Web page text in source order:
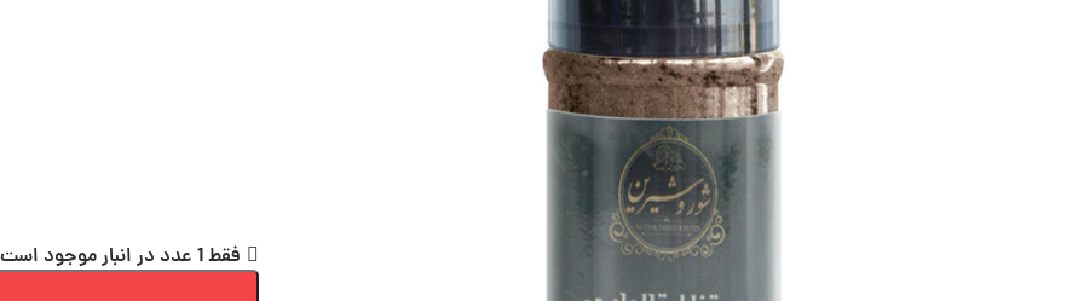
فقط 1 عدد در انبار موجود است